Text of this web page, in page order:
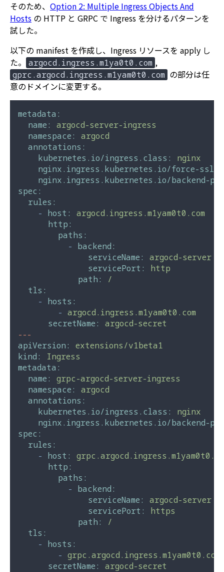
そのため、 Option 2: Multiple Ingress Objects And
Hosts の HTTP と GRPC で Ingress を分けるパターンを
試した。
以下の manifest を作成し、Ingress リソースを apply し
た。
argocd.ingress.m1ya0t0.com ,
gprc.argocd.ingress.m1yam0t0.com の部分は任
意のドメインに変更する。
metadata:
name:
argocd-server-ingress
namespace:
argocd
annotations:
kubernetes.io/ingress.class:
nginx
nginx.ingress.kubernetes.io/force-ssl-
nginx.ingress.kubernetes.io/backend-
spec:
rules:
- host:
argocd.ingress.m1yam0t0.com
http:
paths:
- backend:
serviceName:
argocd-server
servicePort:
http
path:
/
tls:
- hosts:
- argocd.ingress.m1yam0t0.com
secretName:
argocd-secret
---
apiVersion:
extensions/v1beta1
kind:
Ingress
metadata:
name:
grpc-argocd-server-ingress
namespace:
argocd
annotations:
kubernetes.io/ingress.class:
nginx
nginx.ingress.kubernetes.io/backend-
spec:
rules:
- host:
http:
paths:
- backend:
serviceName:
argocd-server
servicePort:
https
path:
/
tls:
- hosts:
- grpc.argocd.ingress.m1yam0t0.com
secretName:
argocd-secret